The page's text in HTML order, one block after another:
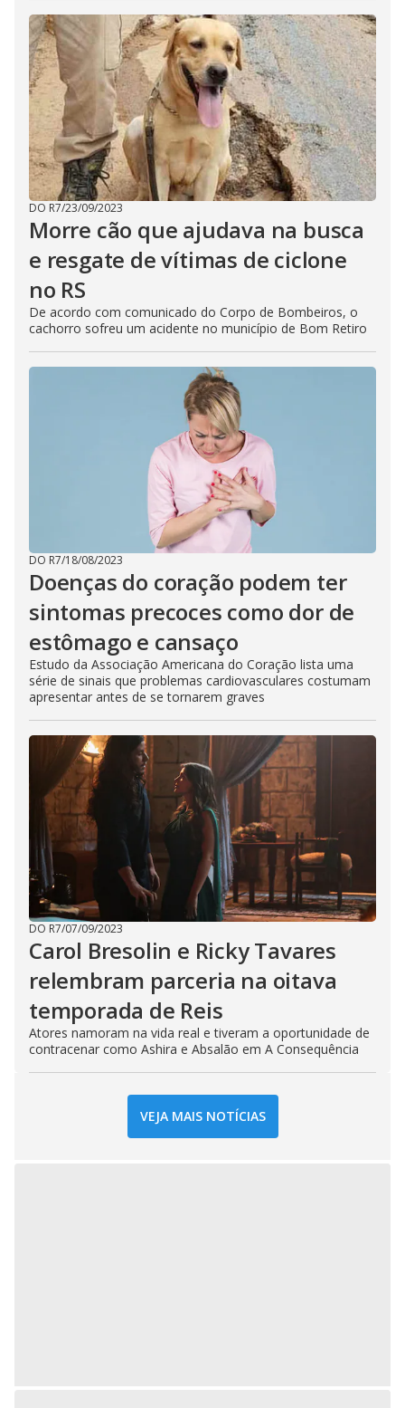
DO R7/23/09/2023
Morre cão que ajudava na busca
e resgate de vítimas de ciclone
no RS
De acordo com comunicado do Corpo de Bombeiros, o
cachorro sofreu um acidente no município de Bom Retiro
DO R7/18/08/2023
Doenças do coração podem ter
sintomas precoces como dor de
estômago e cansaço
Estudo da Associação Americana do Coração lista uma
série de sinais que problemas cardiovasculares costumam
apresentar antes de se tornarem graves
DO R7/07/09/2023
Carol Bresolin e Ricky Tavares
relembram parceria na oitava
temporada de Reis
Atores namoram na vida real e tiveram a oportunidade de
contracenar como Ashira e Absalão em A Consequência
VEJA MAIS NOTÍCIAS